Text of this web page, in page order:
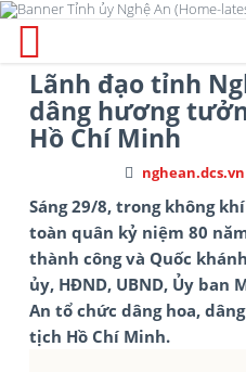
Lãnh đạo tỉnh
dâng hương
Hồ Chí Minh
nghean.dcs.vn
Sáng 29/8, trong không
toàn quân kỷ niệm 80
thành công và Quốc
ủy, HĐND, UBND, Ủy ban
An tổ chức dâng hoa,
tịch Hồ Chí Minh.